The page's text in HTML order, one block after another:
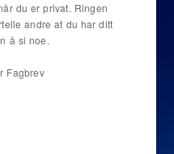
du er privat. Ringen
andre at du har ditt
å si noe.
Fagbrev